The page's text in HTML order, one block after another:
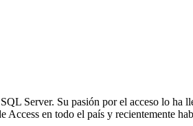
Server. Su pasión por el acceso lo ha
Access en todo el país y recientemente